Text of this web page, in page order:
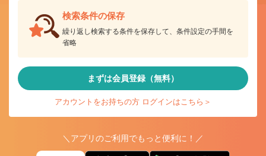
検索条件の保存
繰り返し検索する条件を保存して、条件設定の手間を
省略
まずは会員登録（無料）
アカウントをお持ちの方 ログインはこちら＞
＼アプリのご利用でもっと便利に！／